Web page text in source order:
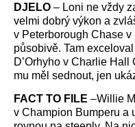
DJELO – Loni ne vždy
velmi dobrý výkon a
v Peterborough Chase
působivě. Tam
D’Orhyho v Charlie
mu měl sednout, jen
FACT TO FILE –Willie
v Champion Bumperu a